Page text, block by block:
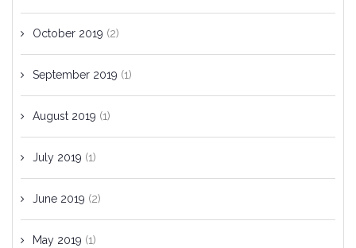
October 2019 (2)
September 2019 (1)
August 2019 (1)
July 2019 (1)
June 2019 (2)
May 2019 (1)